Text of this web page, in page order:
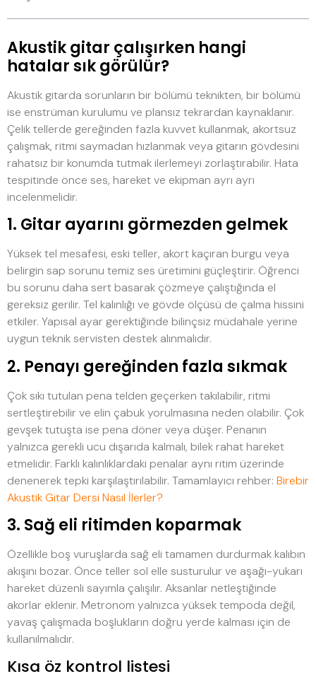
Akustik gitar çalışırken hangi
hatalar sık görülür?
Akustik gitarda sorunların bir bölümü teknikten, bir bölümü
ise enstrüman kurulumu ve plansız tekrardan kaynaklanır.
Çelik tellerde gereğinden fazla kuvvet kullanmak, akortsuz
çalışmak, ritmi saymadan hızlanmak veya gitarın gövdesini
rahatsız bir konumda tutmak ilerlemeyi zorlaştırabilir. Hata
tespitinde önce ses, hareket ve ekipman ayrı ayrı
incelenmelidir.
1. Gitar ayarını görmezden gelmek
Yüksek tel mesafesi, eski teller, akort kaçıran burgu veya
belirgin sap sorunu temiz ses üretimini güçleştirir. Öğrenci
bu sorunu daha sert basarak çözmeye çalıştığında el
gereksiz gerilir. Tel kalınlığı ve gövde ölçüsü de çalma hissini
etkiler. Yapısal ayar gerektiğinde bilinçsiz müdahale yerine
uygun teknik servisten destek alınmalıdır.
2. Penayı gereğinden fazla sıkmak
Çok sıkı tutulan pena telden geçerken takılabilir, ritmi
sertleştirebilir ve elin çabuk yorulmasına neden olabilir. Çok
gevşek tutuşta ise pena döner veya düşer. Penanın
yalnızca gerekli ucu dışarıda kalmalı, bilek rahat hareket
etmelidir. Farklı kalınlıklardaki penalar aynı ritim üzerinde
denenerek tepki karşılaştırılabilir. Tamamlayıcı rehber: Birebir
Akustik Gitar Dersi Nasıl İlerler?
3. Sağ eli ritimden koparmak
Özellikle boş vuruşlarda sağ eli tamamen durdurmak kalıbın
akışını bozar. Önce teller sol elle susturulur ve aşağı-yukarı
hareket düzenli sayımla çalışılır. Aksanlar netleştiğinde
akorlar eklenir. Metronom yalnızca yüksek tempoda değil,
yavaş çalışmada boşlukların doğru yerde kalması için de
kullanılmalıdır.
Kısa öz kontrol listesi